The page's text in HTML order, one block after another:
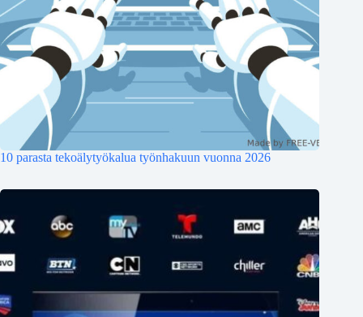
10 parasta tekoälytyökalua työnhakuun vuonna 2026